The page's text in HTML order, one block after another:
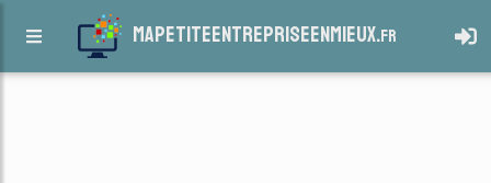
mapetiteentrepriseenmieux.fr